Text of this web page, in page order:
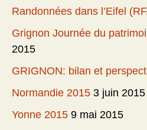
Randonnées dans l’Eifel
Grignon Journée du
2015
GRIGNON: bilan et
Normandie 2015 3 juin 2015
Yonne 2015 9 mai 2015